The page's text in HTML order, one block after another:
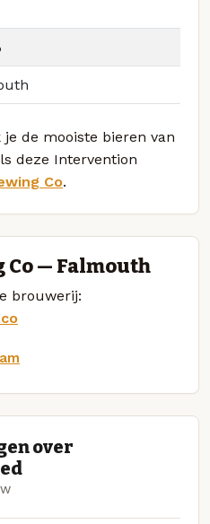
je de mooiste bieren van
deze Intervention
Co.
— Falmouth
brouwerij:
over